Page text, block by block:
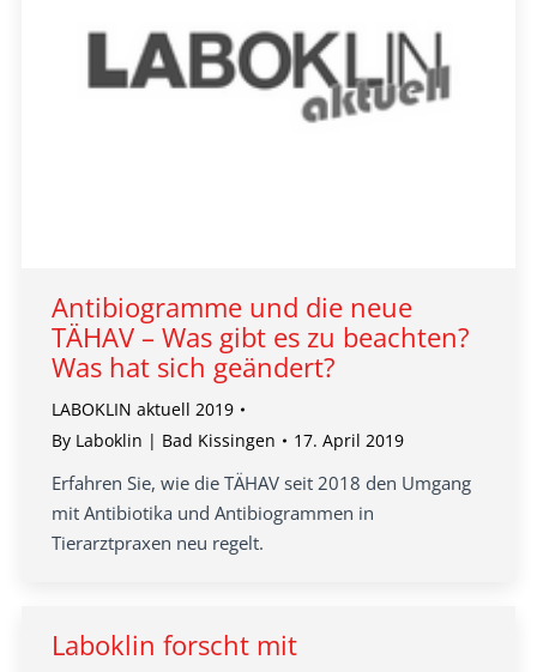
Antibiogramme und die neue
TÄHAV – Was gibt es zu beachten?
Was hat sich geändert?
LABOKLIN aktuell 2019
By Laboklin | Bad Kissingen 17. April 2019
Erfahren Sie, wie die TÄHAV seit 2018 den Umgang
mit Antibiotika und Antibiogrammen in
Tierarztpraxen neu regelt.
Laboklin forscht mit